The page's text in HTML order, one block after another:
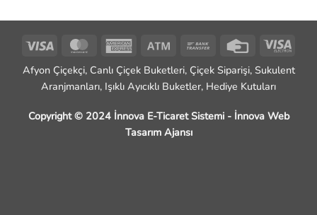
Visa MasterCardAmerican
Atm
Bank
Credit
Visa
Afyon Çiçekçi, Canlı Çiçek Buketleri, Çiçek Siparişi, Sukulent
Aranjmanları, Işıklı Ayıcıklı Buketler, Hediye Kutuları
Copyright © 2024 İnnova E-Ticaret Sistemi - İnnova Web
Tasarım Ajansı